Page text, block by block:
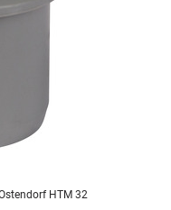
HTM 32